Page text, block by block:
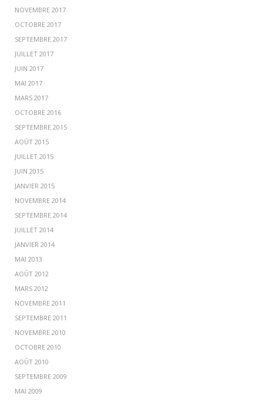
NOVEMBRE 2017
OCTOBRE 2017
SEPTEMBRE 2017
JUILLET 2017
JUIN 2017
MAI 2017
MARS 2017
OCTOBRE 2016
SEPTEMBRE 2015
AOÛT 2015
JUILLET 2015
JUIN 2015
JANVIER 2015
NOVEMBRE 2014
SEPTEMBRE 2014
JUILLET 2014
JANVIER 2014
MAI 2013
AOÛT 2012
MARS 2012
NOVEMBRE 2011
SEPTEMBRE 2011
NOVEMBRE 2010
OCTOBRE 2010
AOÛT 2010
SEPTEMBRE 2009
MAI 2009